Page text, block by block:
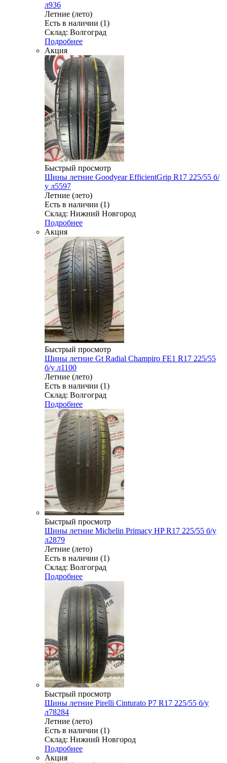
л936
Летние (лето)
Есть в наличии (1)
Склад: Волгоград
Подробнее
Акция
Быстрый просмотр
Шины летние Goodyear EfficientGrip R17 225/55 б/
у л5597
Летние (лето)
Есть в наличии (1)
Склад: Нижний Новгород
Подробнее
Акция
Быстрый просмотр
Шины летние Gt Radial Champiro FE1 R17 225/55
б/у л1100
Летние (лето)
Есть в наличии (1)
Склад: Волгоград
Подробнее
Быстрый просмотр
Шины летние Michelin Primacy HP R17 225/55 б/у
л2879
Летние (лето)
Есть в наличии (1)
Склад: Волгоград
Подробнее
Быстрый просмотр
Шины летние Pirelli Cinturato P7 R17 225/55 б/у
л78284
Летние (лето)
Есть в наличии (1)
Склад: Нижний Новгород
Подробнее
Акция